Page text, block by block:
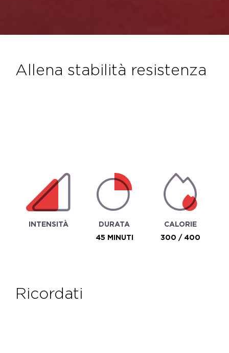
allena stabilità resistenza
INTENSITÀ
DURATA
45 MINUTI
CALORIE
300 / 400
ricordati